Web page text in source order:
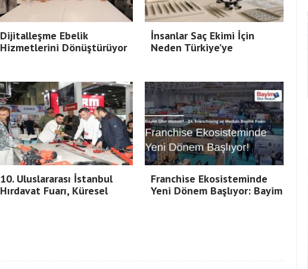
Dijitalleşme Ebelik
Hizmetlerini Dönüştürüyor
İnsanlar Saç Ekimi İçin
Neden Türkiye’ye
10. Uluslararası İstanbul
Hırdavat Fuarı, Küresel
Franchise Ekosisteminde
Yeni Dönem Başlıyor: Bayim